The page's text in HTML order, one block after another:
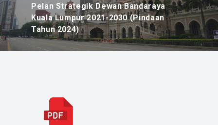
Pelan Strategik Dewan Bandaraya
Kuala Lumpur 2021-2030 (Pindaan
Tahun 2024)